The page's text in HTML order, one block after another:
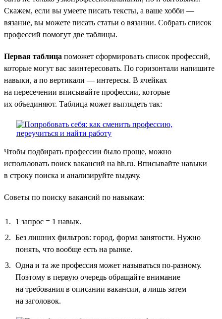
Скажем, если вы умеете писать тексты, а ваше хобби —
вязание, вы можете писать статьи о вязании. Собрать список
профессий помогут две таблицы.
Первая таблица поможет сформировать список профессий,
которые могут вас заинтересовать. По горизонтали напишите
навыки, а по вертикали — интересы. В ячейках
на пересечении вписывайте профессии, которые
их объединяют. Таблица может выглядеть так:
Чтобы подбирать профессии было проще, можно
использовать поиск вакансий на hh.ru. Вписывайте навыки
в строку поиска и анализируйте выдачу.
Советы по поиску вакансий по навыкам:
1 запрос = 1 навык.
Без лишних фильтров: город, форма занятости. Нужно
понять, что вообще есть на рынке.
Одна и та же профессия может называться по-разному.
Поэтому в первую очередь обращайте внимание
на требования в описании вакансии, а лишь затем
на заголовок.